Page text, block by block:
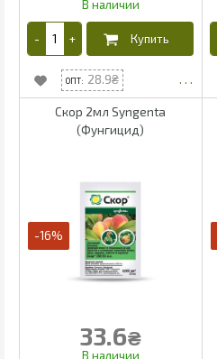
28.9
Скор 2мл Syngenta
(Фунгицид)
-16%
33.6₴